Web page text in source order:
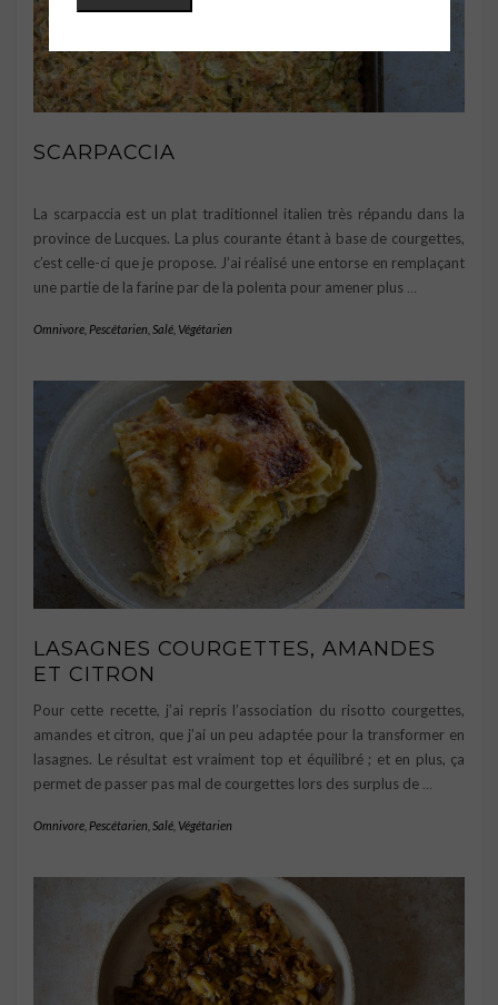
SCARPACCIA
La scarpaccia est un plat traditionnel italien très répandu dans la
province de Lucques. La plus courante étant à base de courgettes,
c’est celle-ci que je propose. J’ai réalisé une entorse en remplaçant
une partie de la farine par de la polenta pour amener plus …
Omnivore Pescétarien Salé Végétarien
LASAGNES COURGETTES, AMANDES
ET CITRON
Pour cette recette, j’ai repris l’association du risotto courgettes,
amandes et citron, que j’ai un peu adaptée pour la transformer en
lasagnes. Le résultat est vraiment top et équilibré ; et en plus, ça
permet de passer pas mal de courgettes lors des surplus de
Omnivore Pescétarien Salé Végétarien